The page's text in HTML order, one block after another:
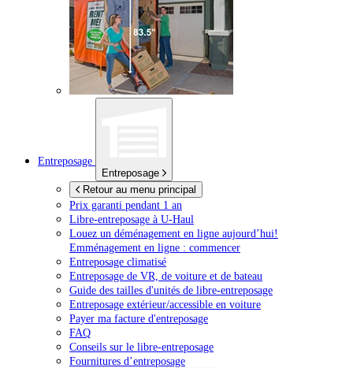
Entreposage
Entreposage
Retour au menu principal
Prix garanti pendant 1 an
Libre-entreposage à U-Haul
Louez un déménagement en ligne aujourd’hui!
Emménagement en ligne : commencer
Entreposage climatisé
Entreposage de VR, de voiture et de bateau
Guide des tailles d'unités de libre-entreposage
Entreposage extérieur/accessible en voiture
Payer ma facture d'entreposage
FAQ
Conseils sur le libre-entreposage
Fournitures d’entreposage